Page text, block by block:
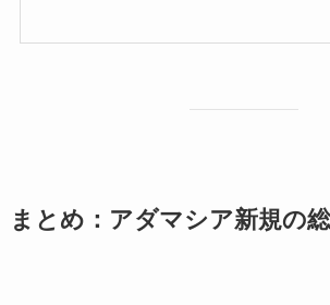
まとめ：アダマシア新規の